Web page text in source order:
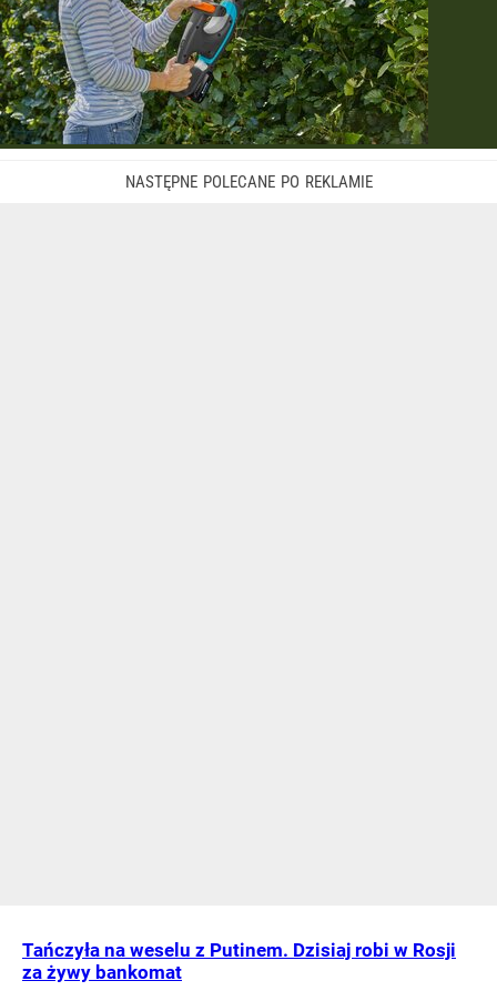
Tańczyła na weselu z Putinem. Dzisiaj robi w Rosji
za żywy bankomat